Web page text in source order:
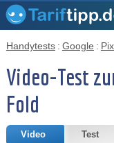
Handytests : Google :
Video-Test
Fold
Video Test